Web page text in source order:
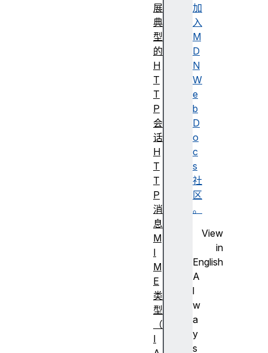
加
入
M
D
N
W
e
b
D
o
c
s
社
区
。
View
in
English
A
l
w
a
y
s
展
典
型
的
H
T
T
P
会
话
H
T
T
P
消
息
M
I
M
E
类
型
（
I